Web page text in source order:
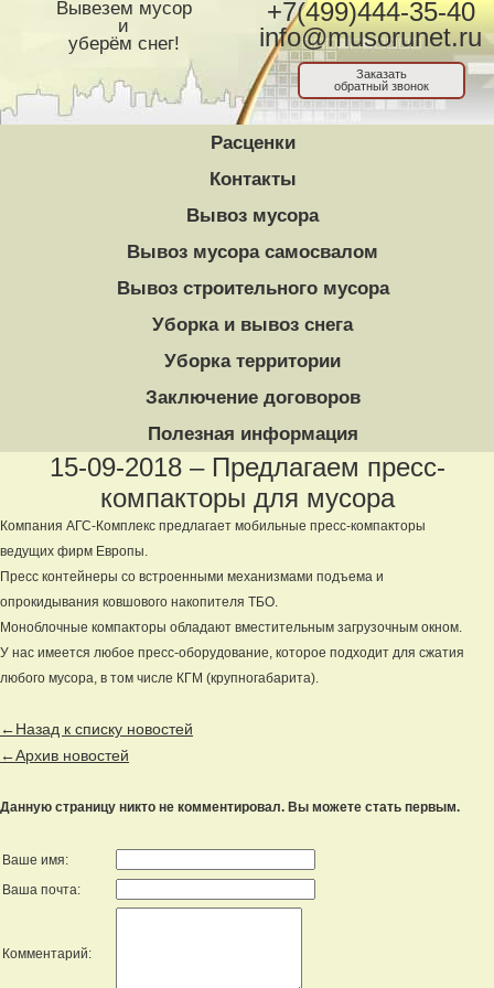
Вывезем мусор
и
уберём снег!
+7(499)444-35-40
info@musorunet.ru
Заказать
обратный звонок
Расценки
Контакты
Вывоз мусора
Вывоз мусора самосвалом
Вывоз строительного мусора
Уборка и вывоз снега
Уборка территории
Заключение договоров
Полезная информация
15-09-2018 – Предлагаем пресс-
компакторы для мусора
Компания АГС-Комплекс предлагает мобильные пресс-компакторы
ведущих фирм Европы.
Пресс контейнеры со встроенными механизмами подъема и
опрокидывания ковшового накопителя ТБО.
Моноблочные компакторы обладают вместительным загрузочным окном.
У нас имеется любое пресс-оборудование, которое подходит для сжатия
любого мусора, в том числе КГМ (крупногабарита).
←Назад к списку новостей
←Архив новостей
Данную страницу никто не комментировал. Вы можете стать первым.
Ваше имя:
Ваша почта:
Комментарий: